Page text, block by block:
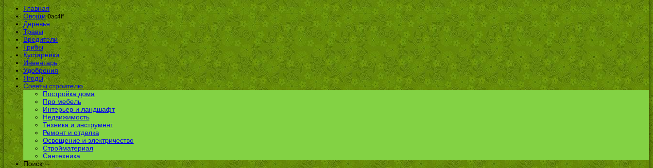
Главная
Овощи 0ac4ff
Деревья
Травы
Вредители
Грибы
Кустарники
Инвентарь
Удобрения
Ягоды
Советы строителю
Постройка дома
Про мебель
Интерьер и ландшафт
Недвижимость
Техника и инструмент
Ремонт и отделка
Освещение и электричество
Стройматериал
Сантехника
Поиск →